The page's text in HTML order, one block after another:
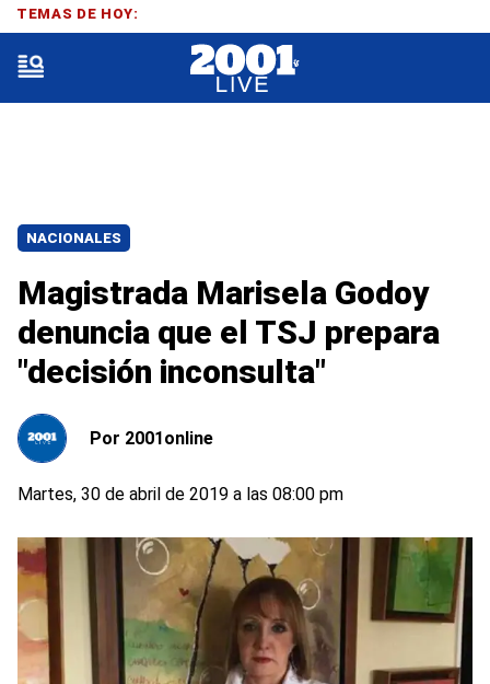
NACIONALES
Magistrada Marisela Godoy
denuncia que el TSJ prepara
"decisión inconsulta"
Por 2001online
Martes, 30 de abril de 2019 a las 08:00 pm
TEMAS DE HOY: